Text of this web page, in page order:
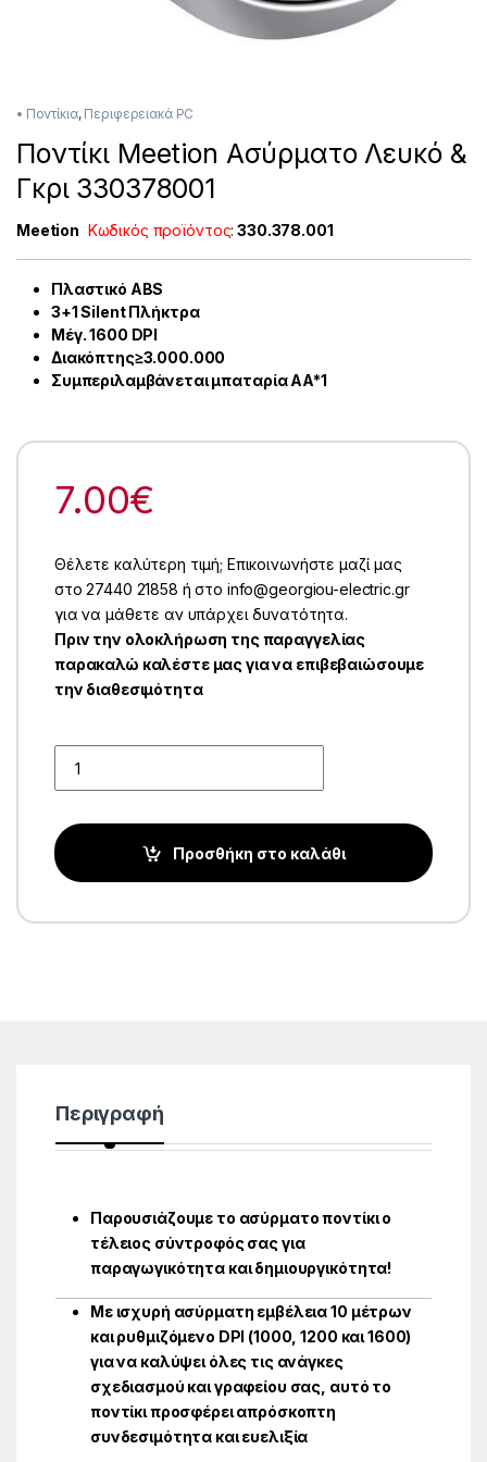
• Ποντίκια, Περιφερειακά PC
Ποντίκι Meetion Ασύρματο Λευκό &
Γκρι 330378001
Meetion Κωδικός προϊόντος: 330.378.001
Πλαστικό ABS
3+1 Silent Πλήκτρα
Μέγ. 1600 DPI
Διακόπτης≥3.000.000
Συμπεριλαμβάνεται μπαταρία AA*1
7.00€
Θέλετε καλύτερη τιμή; Επικοινωνήστε μαζί μας
στο 27440 21858 ή στο info@georgiou-electric.gr
για να μάθετε αν υπάρχει δυνατότητα.
Πριν την ολοκλήρωση της παραγγελίας
παρακαλώ καλέστε μας για να επιβεβαιώσουμε
την διαθεσιμότητα
Προσθήκη στο καλάθι
Περιγραφή
Παρουσιάζουμε το ασύρματο ποντίκι ο
τέλειος σύντροφός σας για
παραγωγικότητα και δημιουργικότητα!
Με ισχυρή ασύρματη εμβέλεια 10 μέτρων
και ρυθμιζόμενο DPI (1000, 1200 και 1600)
για να καλύψει όλες τις ανάγκες
σχεδιασμού και γραφείου σας, αυτό το
ποντίκι προσφέρει απρόσκοπτη
συνδεσιμότητα και ευελιξία